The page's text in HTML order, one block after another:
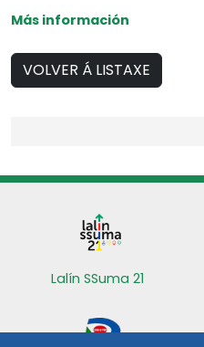
Más información
VOLVER Á LISTAXE
Lalín SSuma 21